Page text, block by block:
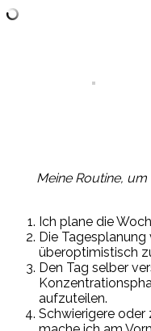
Meine Routine, um
Ich plane die
Die
überoptimistisch
Den Tag selber
aufzuteilen.
Schwierigere oder